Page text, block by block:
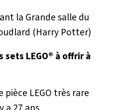
LEGO® à offrir à